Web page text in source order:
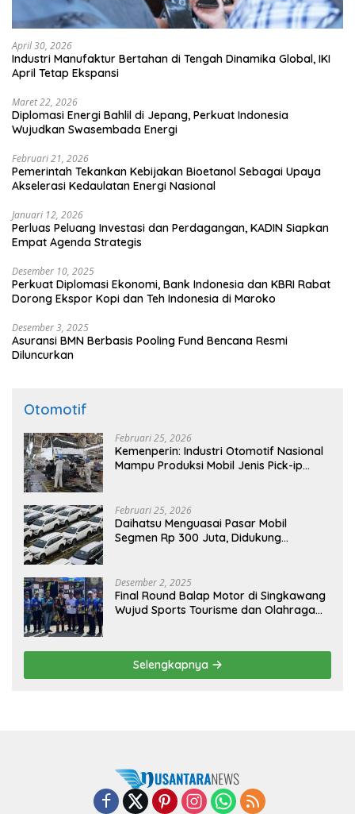
April 30, 2026
Industri Manufaktur Bertahan di Tengah Dinamika Global, IKI
April Tetap Ekspansi
Maret 22, 2026
Diplomasi Energi Bahlil di Jepang, Perkuat Indonesia
Wujudkan Swasembada Energi
Februari 21, 2026
Pemerintah Tekankan Kebijakan Bioetanol Sebagai Upaya
Akselerasi Kedaulatan Energi Nasional
Januari 12, 2026
Perluas Peluang Investasi dan Perdagangan, KADIN Siapkan
Empat Agenda Strategis
Desember 10, 2025
Perkuat Diplomasi Ekonomi, Bank Indonesia dan KBRI Rabat
Dorong Ekspor Kopi dan Teh Indonesia di Maroko
Desember 3, 2025
Asuransi BMN Berbasis Pooling Fund Bencana Resmi
Diluncurkan
Otomotif
Februari 25, 2026
Kemenperin: Industri Otomotif Nasional
Mampu Produksi Mobil Jenis Pick-ip
Februari 25, 2026
Daihatsu Menguasai Pasar Mobil
Segmen Rp 300 Juta, Didukung
Desember 2, 2025
Final Round Balap Motor di Singkawang
Wujud Sports Tourisme dan Olahraga
Selengkapnya